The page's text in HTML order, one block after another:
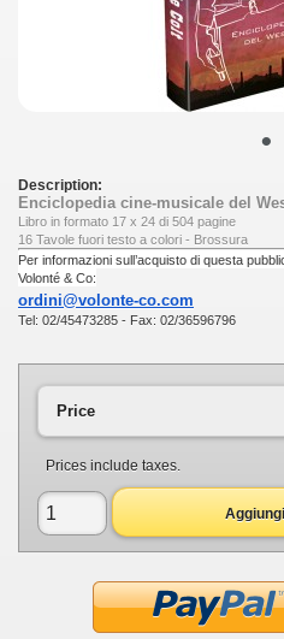
•
Description:
Enciclopedia cine-musicale del
Libro in formato 17 x 24 di 504 pagine
16 Tavole fuori testo a colori - Brossura
Per informazioni sull’acquisto di questa
Volonté & Co:
ordini@volonte-co.com
Tel: 02/45473285 - Fax: 02/36596796
Price
Prices include taxes.